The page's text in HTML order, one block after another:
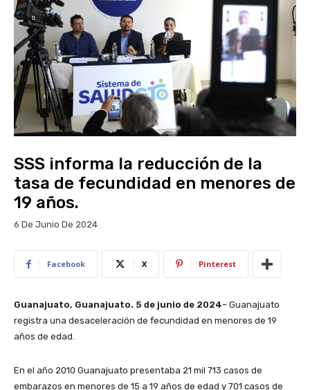
SSS informa la reducción de la
tasa de fecundidad en menores de
19 años.
6 De Junio De 2024
Facebook X Pinterest
Guanajuato, Guanajuato. 5 de junio de 2024– Guanajuato
registra una desaceleración de fecundidad en menores de 19
años de edad.
En el año 2010 Guanajuato presentaba 21 mil 713 casos de
embarazos en menores de 15 a 19 años de edad y 701 casos de